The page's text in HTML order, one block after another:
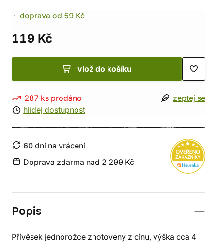
doprava od 59 Kč
119 Kč
vlož do košíku
287 ks prodáno
hlídej dostupnost
zeptej se
60 dní na vrácení
Doprava zdarma nad 2 299 Kč
Popis
Přívěsek jednorožce zhotovený z cínu, výška cca 4